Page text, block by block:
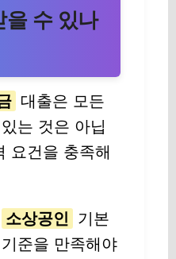
을 수 있나
대출은 모든
는 것은 아닙
요건을 충족해
소상공인
기본
준을 만족해야